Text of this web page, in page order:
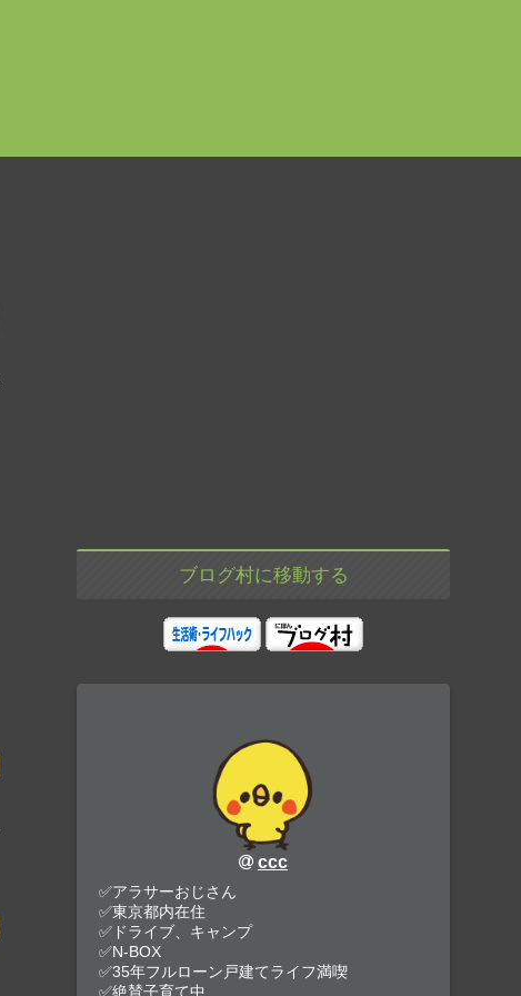
ブログ村に移動する
ccc
✅アラサーおじさん
✅東京都内在住
✅ドライブ、キャンプ
✅N-BOX
✅35年フルローン戸建てライフ満喫
✅絶賛子育て中